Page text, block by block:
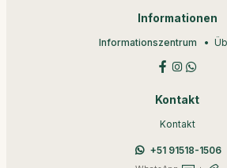
Informationen
Informationszentrum
Kontakt
Kontakt
+51 91518-1506